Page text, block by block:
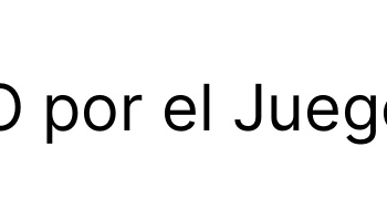
por el